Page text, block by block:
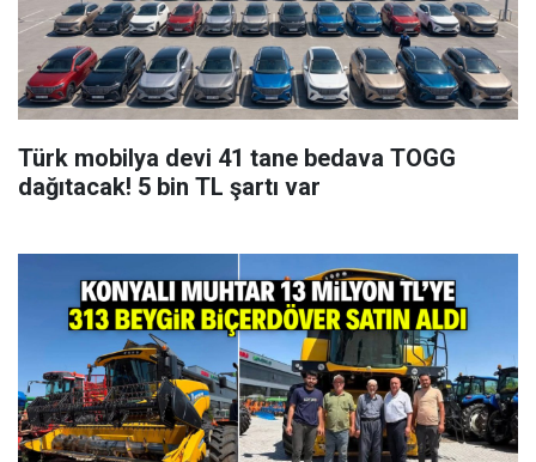
Türk mobilya devi 41 tane bedava TOGG
dağıtacak! 5 bin TL şartı var